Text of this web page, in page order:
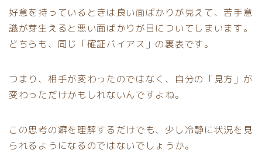
好意を持っているときは良い面ばかりが見えて、苦手意
識が芽生えると悪い面ばかりが目についてしまいます。
どちらも、同じ「確証バイアス」の裏表です。
つまり、相手が変わったのではなく、自分の「見方」が
変わっただけかもしれないんですよね。
この思考の癖を理解するだけでも、少し冷静に状況を見
られるようになるのではないでしょうか。